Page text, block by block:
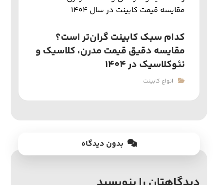
کدام سبک کابینت گران‌تر است؟
مقایسه دقیق قیمت مدرن، کلاسیک و
نئوکلاسیک در ۱۴۰۴
انواع کابینت
بدون دیدگاه